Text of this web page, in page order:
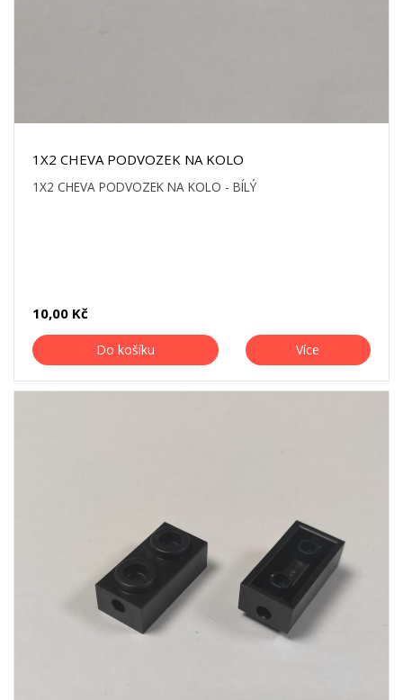
1X2 CHEVA PODVOZEK NA KOLO
1X2 CHEVA PODVOZEK NA KOLO - BÍLÝ
10,00 Kč
Do košíku Více